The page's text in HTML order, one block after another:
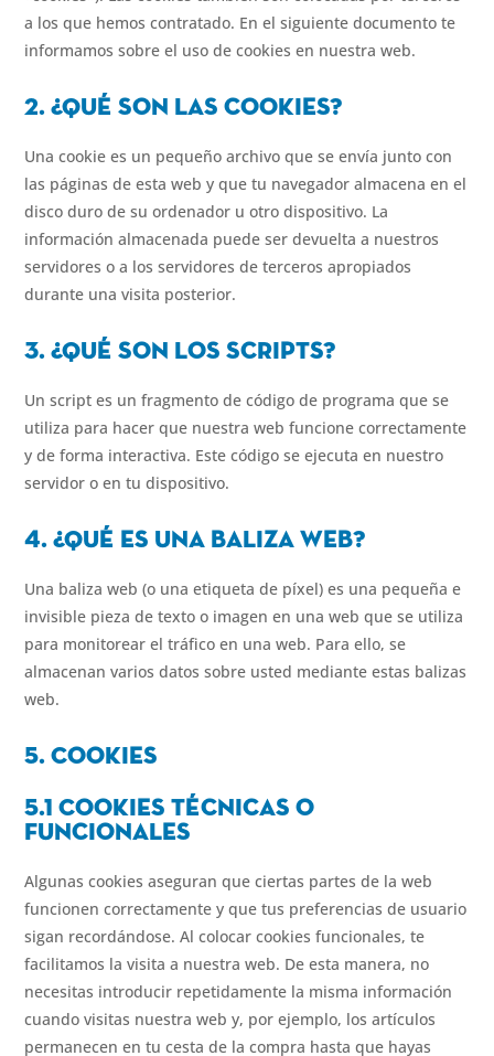
a los que hemos contratado. En el siguiente documento te
informamos sobre el uso de cookies en nuestra web.
2. ¿Qu é son las cookies?
Una cookie es un pequeño archivo que se envía junto con
las páginas de esta web y que tu navegador almacena en el
disco duro de su ordenador u otro dispositivo. La
información almacenada puede ser devuelta a nuestros
servidores o a los servidores de terceros apropiados
durante una visita posterior.
3. ¿Qu é son los scripts?
Un script es un fragmento de código de programa que se
utiliza para hacer que nuestra web funcione correctamente
y de forma interactiva. Este código se ejecuta en nuestro
servidor o en tu dispositivo.
4. ¿Qu é es una baliza web?
Una baliza web (o una etiqueta de píxel) es una pequeña e
invisible pieza de texto o imagen en una web que se utiliza
para monitorear el tráfico en una web. Para ello, se
almacenan varios datos sobre usted mediante estas balizas
web.
5. Cookies
5.1 Cookies t écnicas o
funcionales
Algunas cookies aseguran que ciertas partes de la web
funcionen correctamente y que tus preferencias de usuario
sigan recordándose. Al colocar cookies funcionales, te
facilitamos la visita a nuestra web. De esta manera, no
necesitas introducir repetidamente la misma información
cuando visitas nuestra web y, por ejemplo, los artículos
permanecen en tu cesta de la compra hasta que hayas